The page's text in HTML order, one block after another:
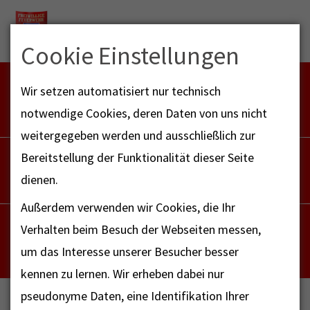
Menu
FEUERWEHR NOTFALL-RETTUNGSDIENST
112
POLIZEI
NOTRUF - FAX FÜR HÖRBEHINDERTE
112
Cookie Einstellungen
Wir setzen automatisiert nur technisch
notwendige Cookies, deren Daten von uns nicht
weitergegeben werden und ausschließlich zur
Bereitstellung der Funktionalität dieser Seite
dienen.
Außerdem verwenden wir Cookies, die Ihr
Verhalten beim Besuch der Webseiten messen,
um das Interesse unserer Besucher besser
kennen zu lernen. Wir erheben dabei nur
pseudonyme Daten, eine Identifikation Ihrer